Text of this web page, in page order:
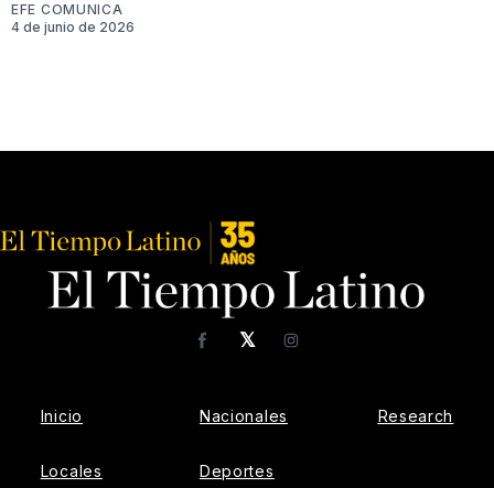
EFE COMUNICA
4 de junio de 2026
𝕏
FacebookInstagram
Inicio
Locales
Nacionales
Deportes
Research